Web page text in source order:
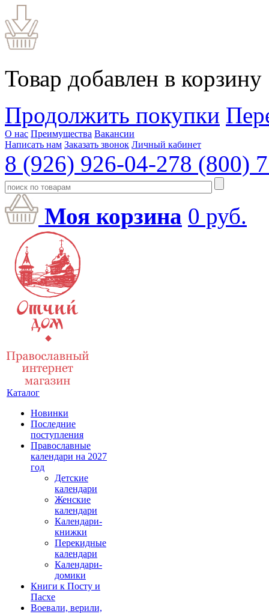
Товар добавлен в корзину
Продолжить покупки
О нас Преимущества Вакансии
Написать нам Заказать звонок Личный кабинет
8 (926) 926-04-278 (800)
Моя корзина 0 руб.
Каталог
Новинки
Последние
поступления
Православные
календари на 2027
год
Детские
календари
Женские
календари
Календари-
книжки
Перекидные
календари
Календари-
домики
Книги к Посту и
Пасхе
Воевали, верили,